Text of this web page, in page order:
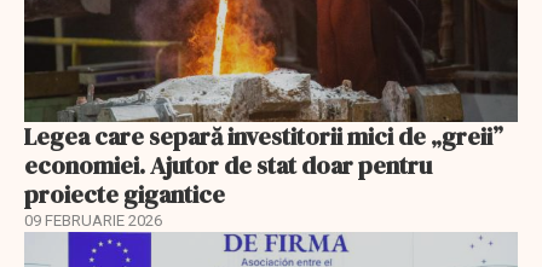
Legea care separă investitorii mici de „greii”
economiei. Ajutor de stat doar pentru
proiecte gigantice
09 FEBRUARIE 2026